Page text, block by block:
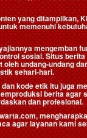
yang ditampilkan,
memenuhi
mengemban
sosial. Situs berita
undang-undang
sehari-hari.
kode etik itu juga
berita agar
dan profesional.
agar layanan kami